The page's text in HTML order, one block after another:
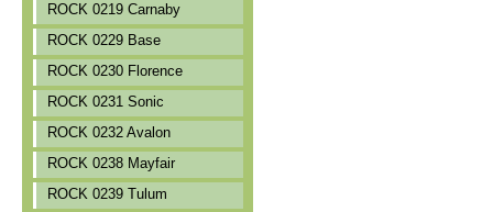
ROCK 0219 Carnaby
ROCK 0229 Base
ROCK 0230 Florence
ROCK 0231 Sonic
ROCK 0232 Avalon
ROCK 0238 Mayfair
ROCK 0239 Tulum